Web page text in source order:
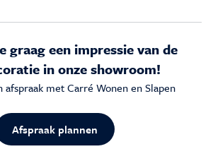
graag een impressie van de
in onze showroom!
afspraak met Carré Wonen en Slapen
Afspraak plannen